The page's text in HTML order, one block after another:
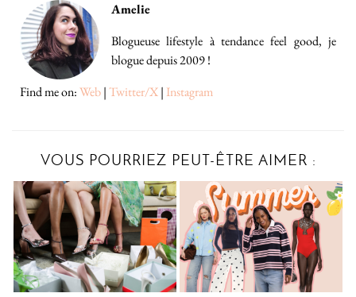
Amelie
Blogueuse lifestyle à tendance feel good, je
blogue depuis 2009 !
Find me on:Web|Twitter/X| Instagram
VOUS POURRIEZ PEUT-ÊTRE AIMER :